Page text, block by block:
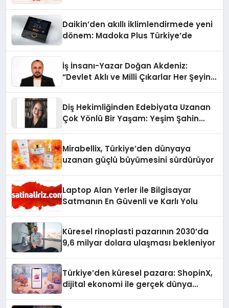
Daikin’den akıllı iklimlendirmede yeni
dönem: Madoka Plus Türkiye’de
İş İnsanı-Yazar Doğan Akdeniz:
“Devlet Aklı ve Milli Çıkarlar Her Şeyin
Diş Hekimliğinden Edebiyata Uzanan
Çok Yönlü Bir Yaşam: Yeşim Şahin
Mirabellix, Türkiye’den dünyaya
uzanan güçlü büyümesini sürdürüyor
Laptop Alan Yerler ile Bilgisayar
Satmanın En Güvenli ve Karlı Yolu
Küresel rinoplasti pazarının 2030’da
9,6 milyar dolara ulaşması bekleniyor
Türkiye’den küresel pazara: ShopinX,
dijital ekonomi ile gerçek dünya